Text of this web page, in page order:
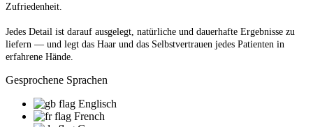
Zufriedenheit.
Jedes Detail ist darauf ausgelegt, natürliche und dauerhafte Ergebnisse zu
liefern — und legt das Haar und das Selbstvertrauen jedes Patienten in
erfahrene Hände.
Gesprochene Sprachen
Englisch
French